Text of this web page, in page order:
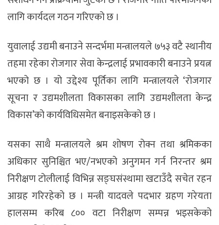
लागि कार्यदल गठन गरिएको छ ।
युवालाई उद्यमी बनाउने सन्दर्भमा मन्त्रालयले ७५३ वटै स्थानीय
तहमा रहेका रोजगार सेवा केन्द्रलाई प्रभावकारी बनाउने प्रयत्न
भएको छ । यो उद्देश्य पूर्तिका लागि मन्त्रालयले ‘रोजगार
सूचना र उद्यमशीलता विकासका लागि उद्यमशीलता केन्द्र
विकास’को कार्यविधिसमेत बनाइसकेको छ ।
यसका साथै मन्त्रालयले श्रम शोषण रोक्न तथा श्रमिकका
अधिकार सुनिश्चित भए/नभएको अनुगमन गर्न निरन्तर श्रम
निरीक्षण टोलीलाई विभिन्न सङ्घसंस्थामा खटाउँदै सचेत रहन
आग्रह गरिरहेको छ । मन्त्री यादवले पदभार ग्रहण गरेयता
हालसम्म करिब ८०० वटा निरीक्षण सम्पन्न भइसकेको